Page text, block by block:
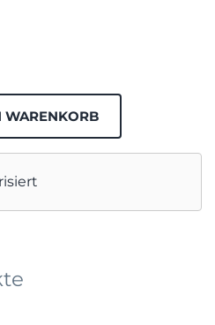
WARENKORB